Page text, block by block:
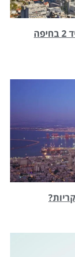
רכישת דירה בפרויקט חדש או דירת יד 2 בחיפה